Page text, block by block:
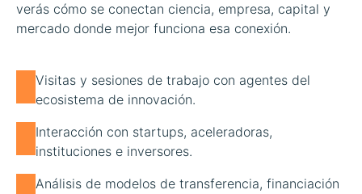
verás cómo se conectan ciencia, empresa, capital y
mercado donde mejor funciona esa conexión.
Visitas y sesiones de trabajo con agentes del
ecosistema de innovación.
Interacción con startups, aceleradoras,
instituciones e inversores.
Análisis de modelos de transferencia, financiación